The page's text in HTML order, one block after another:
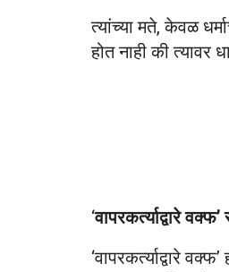
त्यांच्या मते, केवळ
होत नाही की त्यावर
‘वापरकर्त्याद्वारे
‘वापरकर्त्याद्वारे